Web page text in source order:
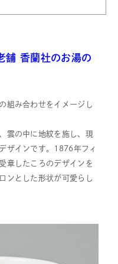
舗 香蘭社のお湯の
組み合わせをイメージし
雲の中に地紋を施し、現
ザインです。1876年フィ
章したころのデザインを
ンとした形状が可愛らし